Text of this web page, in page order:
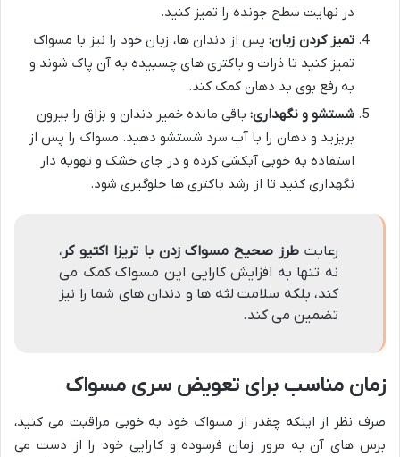
در نهایت سطح جونده را تمیز کنید.
تمیز کردن زبان: پس از دندان ها، زبان خود را نیز با مسواک
تمیز کنید تا ذرات و باکتری های چسبیده به آن پاک شوند و
به رفع بوی بد دهان کمک کند.
شستشو و نگهداری: باقی مانده خمیر دندان و بزاق را بیرون
بریزید و دهان را با آب سرد شستشو دهید. مسواک را پس از
استفاده به خوبی آبکشی کرده و در جای خشک و تهویه دار
نگهداری کنید تا از رشد باکتری ها جلوگیری شود.
رعایت طرز صحیح مسواک زدن با تریزا اکتیو کر ،
نه تنها به افزایش کارایی این مسواک کمک می
کند، بلکه سلامت لثه ها و دندان های شما را نیز
تضمین می کند.
زمان مناسب برای تعویض سری مسواک
صرف نظر از اینکه چقدر از مسواک خود به خوبی مراقبت می کنید،
برس های آن به مرور زمان فرسوده و کارایی خود را از دست می